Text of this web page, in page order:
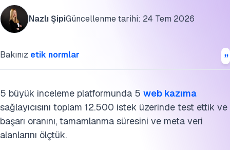
Bize Ulaşın
Nazlı ŞipiGüncellenme tarihi: 24 Tem 2026
Bakınız etik normlar
5 büyük inceleme platformunda 5 web kazıma
sağlayıcısını toplam 12.500 istek üzerinde test ettik ve
başarı oranını, tamamlanma süresini ve meta veri
alanlarını ölçtük.
Bu benchmarkı kaynak gösterin